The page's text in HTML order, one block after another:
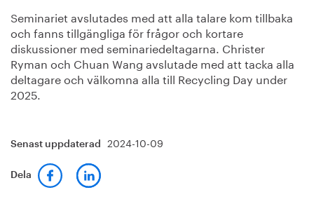
Seminariet avslutades med att alla talare kom tillbaka
och fanns tillgängliga för frågor och kortare
diskussioner med seminariedeltagarna. Christer
Ryman och Chuan Wang avslutade med att tacka alla
deltagare och välkomna alla till Recycling Day under
2025.
Senast uppdaterad 2024-10-09
Dela